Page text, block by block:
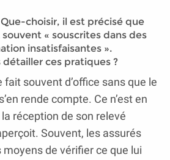
Que-choisir, il est précisé que
souvent « souscrites dans des
insatisfaisantes ».
ces pratiques ?
fait souvent d’office sans que le
rende compte. Ce n’est en
réception de son relevé
Souvent, les assurés
moyens de vérifier ce que lui